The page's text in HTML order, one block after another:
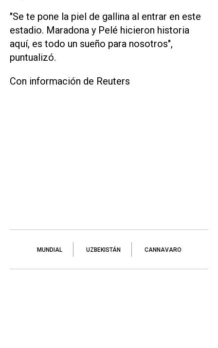
"Se te pone la piel de ​gallina al entrar en este
estadio. Maradona y Pelé hicieron historia
aquí, es todo un sueño para nosotros",
puntualizó.
Con información de Reuters
MUNDIAL UZBEKISTÁN CANNAVARO